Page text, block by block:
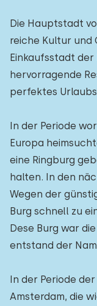
Die Hauptstadt
reiche Kultur und
Einkaufsstadt der
hervorragende
perfektes
In der Periode
Europa
eine Ringburg
halten. In den
Wegen der
Burg schnell zu
Dese Burg war
entstand der
In der Periode
Amsterdam, die